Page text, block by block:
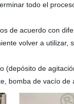
todo el
de acuerdo con
volver a utilizar,
(depósito de
bomba de vacío